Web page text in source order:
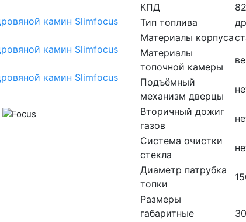
КПД
Тип топлива
Материалы корпуса
Материалы
топочной камеры
Подъёмный
механизм дверцы
Вторичный дожиг
газов
Система очистки
стекла
Диаметр патрубка
топки
Размеры
габаритные